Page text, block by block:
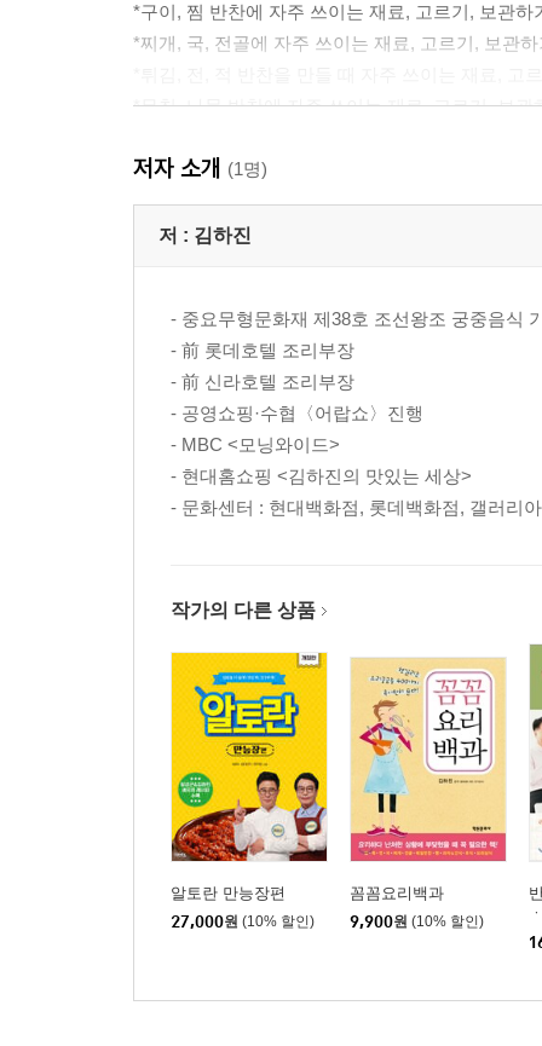
*구이, 찜 반찬에 자주 쓰이는 재료, 고르기, 보관하
*찌개, 국, 전골에 자주 쓰이는 재료, 고르기, 보관
*무침, 나물 반찬에 자주 쓰이는 재료, 고르기, 보관
*시판하는 소스 정보
*별미밥에 자주 쓰이는 재료 고르기, 보관하기, 손
김하진의 조리 노하우 Q&A
저자 소개 (1명)
저 : 김하진
- 중요무형문화재 제38호 조선왕조 궁중음식
- 前 롯데호텔 조리부장
- 前 신라호텔 조리부장
- 공영쇼핑·수협〈어랍쇼〉진행
- MBC <모닝와이드>
- 현대홈쇼핑 <김하진의 맛있는 세상>
- 문화센터 : 현대백화점, 롯데백화점, 갤러리
작가의 다른 상품
알토란 만능장편
27,000원 (10% 할인)
꼼꼼요리백과
9,900원 (10% 할인)